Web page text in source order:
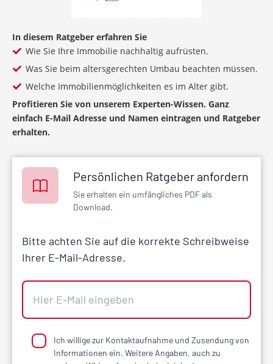
In diesem Ratgeber erfahren Sie
Wie Sie Ihre Immobilie nachhaltig aufrüsten.
Was Sie beim altersgerechten Umbau beachten müssen.
Welche Immobilienmöglichkeiten es im Alter gibt.
Profitieren Sie von unserem Experten-Wissen. Ganz
einfach E-Mail Adresse und Namen eintragen und Ratgeber
erhalten.